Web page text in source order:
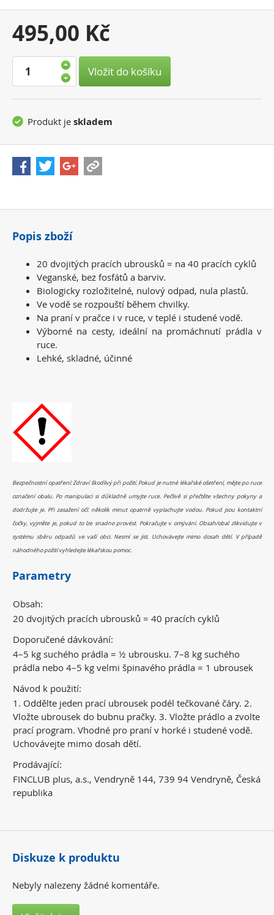
Vaše
cena:
495,00 Kč
Vložit do košíku
Produkt je skladem
Popis zboží
20 dvojitých pracích ubrousků = na 40 pracích cyklů
Veganské, bez fosfátů a barviv.
Biologicky rozložitelné, nulový odpad, nula plastů.
Ve vodě se rozpouští během chvilky.
Na praní v pračce i v ruce, v teplé i studené vodě.
Výborné na cesty, ideální na promáchnutí prádla v
ruce.
Lehké, skladné, účinné
Bezpečnostní opatření: Zdraví škodlivý při požití. Pokud je nutné lékařské ošetření, mějte po ruce
označení obalu. Po manipulaci si důkladně umyjte ruce. Pečlivě si přečtěte všechny pokyny a
dodržujte je. Při zasažení očí: několik minut opatrně vyplachujte vodou. Pokud jsou kontaktní
čočky, vyjměte je, pokud to lze snadno provést. Pokračujte v omývání. Obsah/obal zlikvidujte v
systému sběru odpadů ve vaší obci. Nesmí se jíst. Uchovávejte mimo dosah dětí. V případě
náhodného požití vyhledejte lékařskou pomoc.
Parametry
Obsah:
20 dvojitých pracích ubrousků = 40 pracích cyklů
Doporučené dávkování:
4–5 kg suchého prádla = ½ ubrousku. 7–8 kg suchého
prádla nebo 4–5 kg velmi špinavého prádla = 1 ubrousek
Návod k použití:
1. Oddělte jeden prací ubrousek podél tečkované čáry. 2.
Vložte ubrousek do bubnu pračky. 3. Vložte prádlo a zvolte
prací program. Vhodné pro praní v horké i studené vodě.
Uchovávejte mimo dosah dětí.
Prodávající:
FINCLUB plus, a.s., Vendryně 144, 739 94 Vendryně, Česká
republika
Diskuze k produktu
Nebyly nalezeny žádné komentáře.